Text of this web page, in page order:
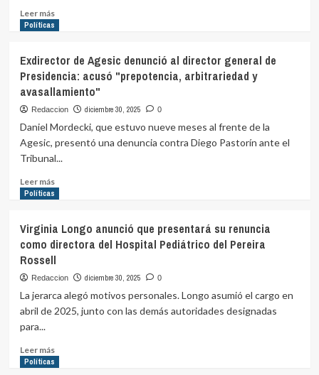
importaciones
de
de
Uruguay
y
países
Leer másLeer
más
muy
buena
noticia
para
el
año",
dijo
ministro
Fratti
la
decisión
de
China
con
la
carne
Políticas
Exdirector de Agesic denunció al director general de
Presidencia: acusó "prepotencia, arbitrariedad y
avasallamiento"
Redaccion diciembre 30, 2025 0
Daniel Mordecki, que estuvo nueve meses al frente de la
Agesic, presentó una denuncia contra Diego Pastorín ante el
Tribunal...
Leer másLeer
más
de
Agesic
al
general
de
"prepotencia,
arbitrariedad
Políticas
Virginia Longo anunció que presentará su renuncia
como directora del Hospital Pediátrico del Pereira
Rossell
Redaccion diciembre 30, 2025 0
La jerarca alegó motivos personales. Longo asumió el cargo en
abril de 2025, junto con las demás autoridades designadas
para...
Leer másLeer
más
Políticas